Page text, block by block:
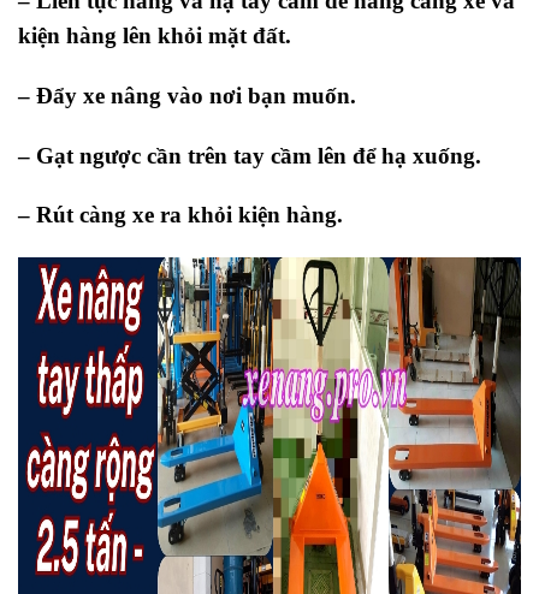
kiện hàng lên khỏi mặt đất.
– Đẩy xe nâng vào nơi bạn muốn.
– Gạt ngược cần trên tay cầm lên để hạ xuống.
– Rút càng xe ra khỏi kiện hàng.